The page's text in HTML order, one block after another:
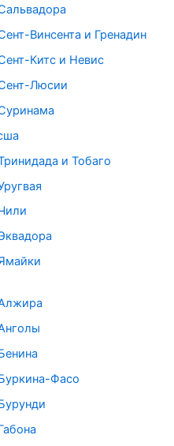
Винсента и Гренадин
Китс и Невис
Люсии
и Тобаго
Фасо